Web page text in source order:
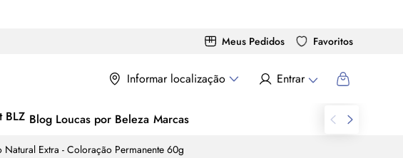
Meus Pedidos Favoritos
Informar localização Entrar
Blog Loucas por Beleza Marcas
Extra - Coloração Permanente 60g